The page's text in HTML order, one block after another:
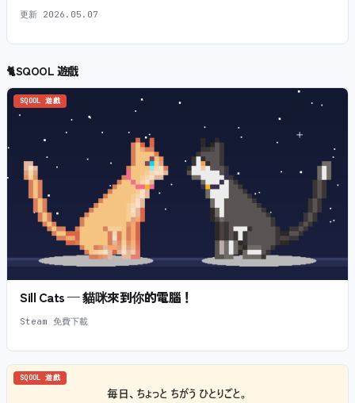
更新 2026.05.07
🐈SQOOL 遊戲
SQOOL 遊戲
Sill Cats — 貓咪來到你的電腦！
Steam 免費下載
SQOOL 遊戲